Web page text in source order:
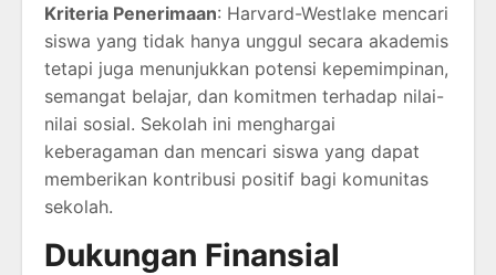
Kriteria Penerimaan: Harvard-Westlake mencari
siswa yang tidak hanya unggul secara akademis
tetapi juga menunjukkan potensi kepemimpinan,
semangat belajar, dan komitmen terhadap nilai-
nilai sosial. Sekolah ini menghargai
keberagaman dan mencari siswa yang dapat
memberikan kontribusi positif bagi komunitas
sekolah.
Dukungan Finansial